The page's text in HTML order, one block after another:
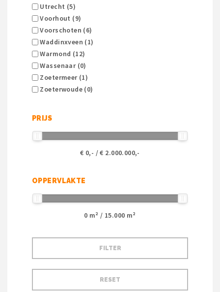
Utrecht (5)
Voorhout (9)
Voorschoten (6)
Waddinxveen (1)
Warmond (12)
Wassenaar (0)
Zoetermeer (1)
Zoeterwoude (0)
PRIJS
€ 0,- / € 2.000.000,-
OPPERVLAKTE
0 m² / 15.000 m²